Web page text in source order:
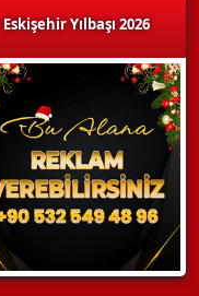
Eskişehir Yılbaşı 2026